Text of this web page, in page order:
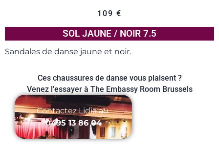
109 €
SOL JAUNE / NOIR 7.5
Sandales de danse jaune et noir.
Ces chaussures de danse vous plaisent ?
Venez l'essayer à The Embassy Room Brussels
Contactez Lidia au ‭
0495 13 86 04